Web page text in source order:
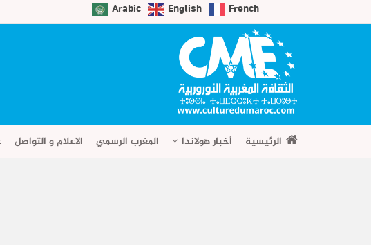
Arabic English French
الرئيسية أخبار هولاندا المغرب الرسمي الاعلام و التواصل